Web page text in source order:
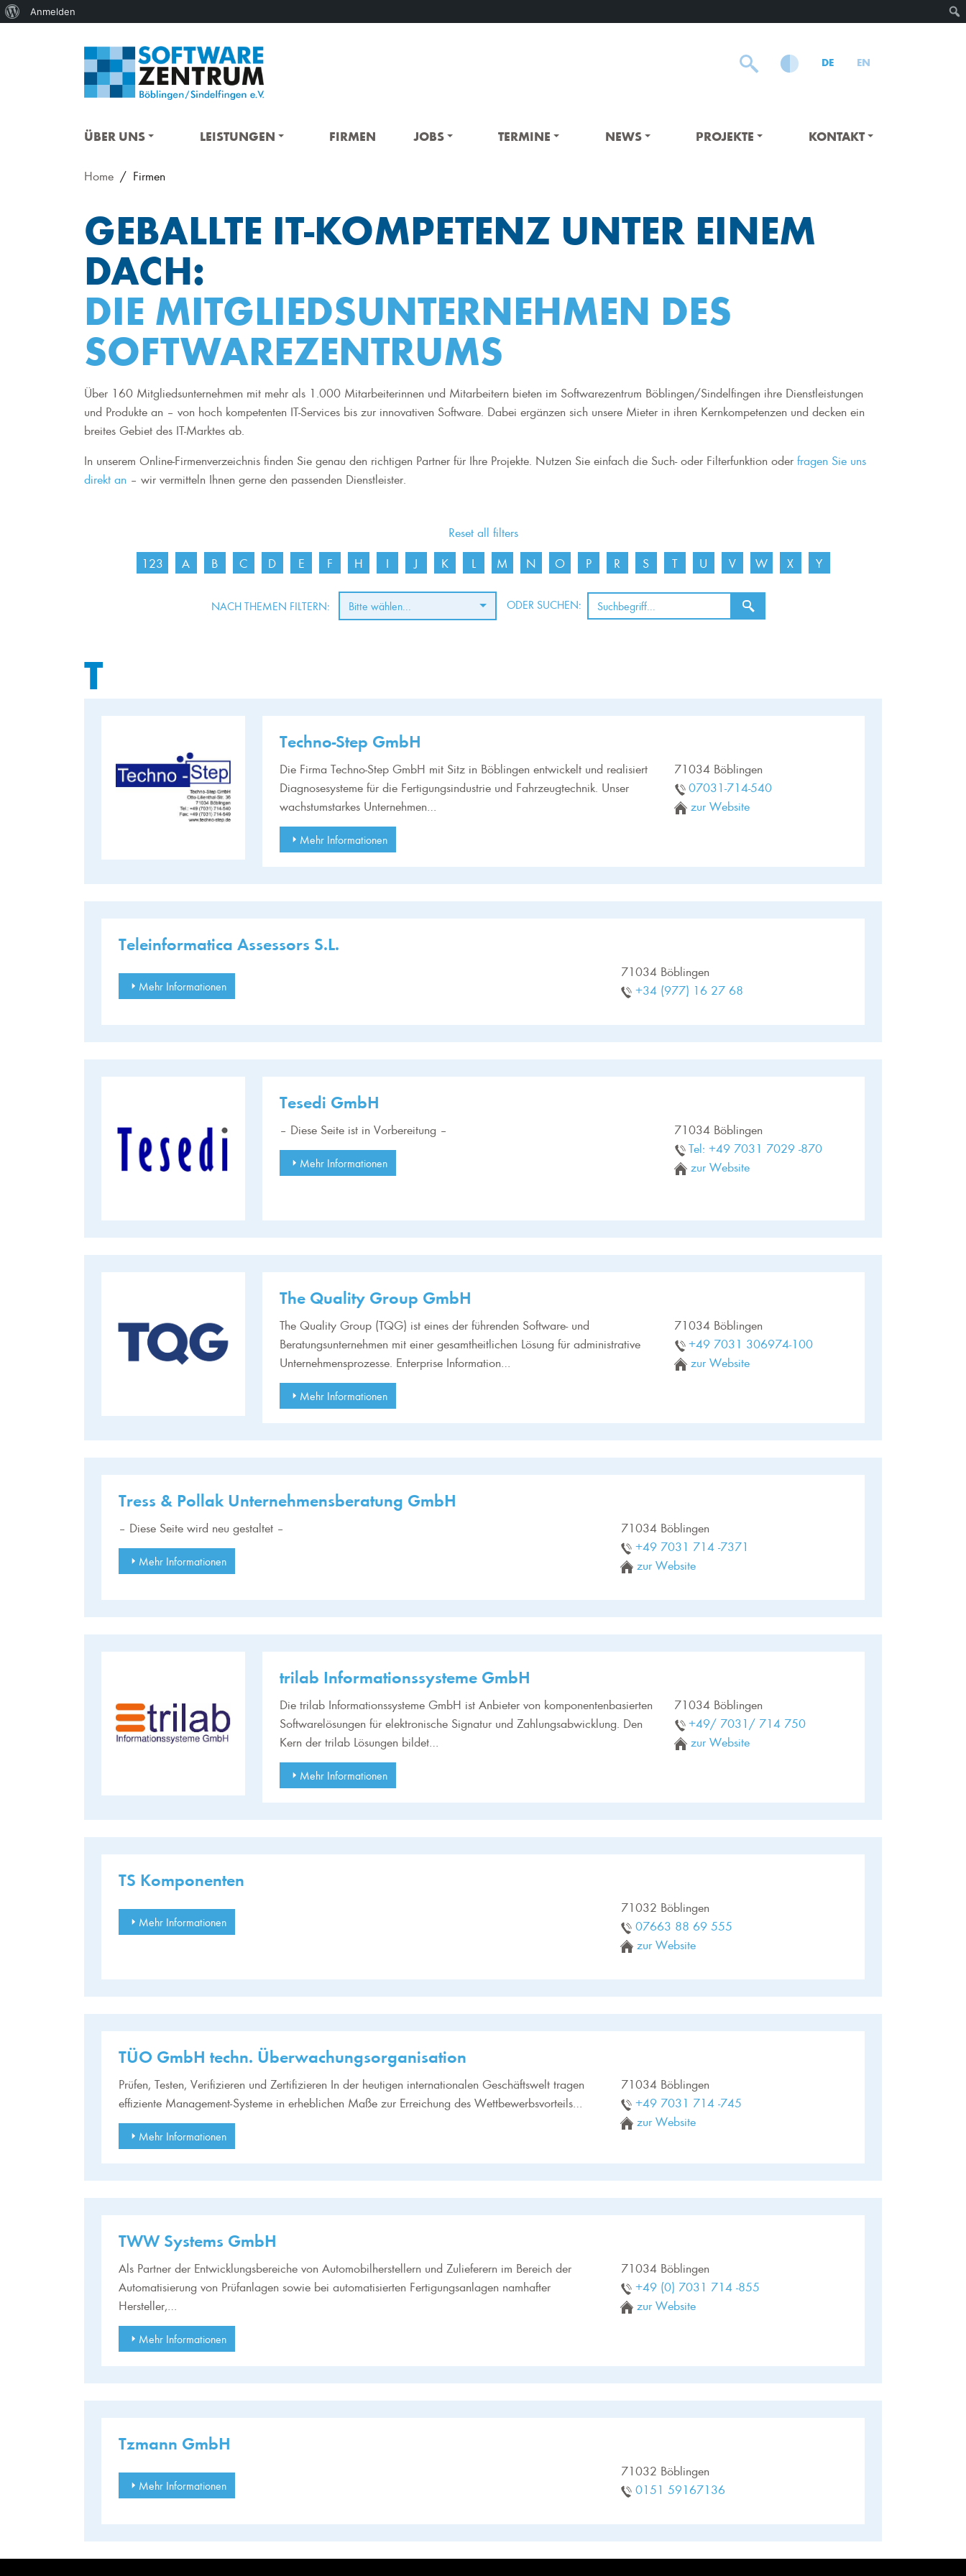
DE EN
ÜBER UNS LEISTUNGEN FIRMEN JOBS TERMINE NEWS PROJEKTE KONTAKT
Home Firmen
GEBALLTE IT-KOMPETENZ UNTER EINEM
DACH:
DIE MITGLIEDSUNTERNEHMEN DES
SOFTWAREZENTRUMS
Über 160 Mitgliedsunternehmen mit mehr als 1.000 Mitarbeiterinnen und Mitarbeitern bieten im Softwarezentrum Böblingen/Sindelfingen ihre Dienstleistungen
und Produkte an – von hoch kompetenten IT-Services bis zur innovativen Software. Dabei ergänzen sich unsere Mieter in ihren Kernkompetenzen und decken ein
breites Gebiet des IT-Marktes ab.
In unserem Online-Firmenverzeichnis finden Sie genau den richtigen Partner für Ihre Projekte. Nutzen Sie einfach die Such- oder Filterfunktion oder fragen Sie uns
direkt an – wir vermitteln Ihnen gerne den passenden Dienstleister.
Reset all filters
123
A B C D E F H I J K L M N O P R S T U V W X Y
NACH THEMEN FILTERN: Bitte wählen... ODER SUCHEN:
T
Techno-Step GmbH
Die Firma Techno-Step GmbH mit Sitz in Böblingen entwickelt und realisiert
Diagnosesysteme für die Fertigungsindustrie und Fahrzeugtechnik. Unser
wachstumstarkes Unternehmen…
Mehr Informationen
71034 Böblingen
07031-714-540
zur Website
Teleinformatica Assessors S.L.
Mehr Informationen
71034 Böblingen
+34 (977) 16 27 68
Tesedi GmbH
– Diese Seite ist in Vorbereitung –
Mehr Informationen
71034 Böblingen
Tel: +49 7031 7029 -870
zur Website
The Quality Group GmbH
The Quality Group (TQG) ist eines der führenden Software- und
Beratungsunternehmen mit einer gesamtheitlichen Lösung für administrative
Unternehmensprozesse. Enterprise Information…
Mehr Informationen
71034 Böblingen
+49 7031 306974-100
zur Website
Tress & Pollak Unternehmensberatung GmbH
– Diese Seite wird neu gestaltet –
Mehr Informationen
71034 Böblingen
+49 7031 714 -7371
zur Website
trilab Informationssysteme GmbH
Die trilab Informationssysteme GmbH ist Anbieter von komponentenbasierten
Softwarelösungen für elektronische Signatur und Zahlungsabwicklung. Den
Kern der trilab Lösungen bildet…
Mehr Informationen
71034 Böblingen
+49/ 7031/ 714 750
zur Website
TS Komponenten
Mehr Informationen
71032 Böblingen
07663 88 69 555
zur Website
TÜO GmbH techn. Überwachungsorganisation
Prüfen, Testen, Verifizieren und Zertifizieren In der heutigen internationalen Geschäftswelt tragen
effiziente Management-Systeme in erheblichen Maße zur Erreichung des Wettbewerbsvorteils…
Mehr Informationen
71034 Böblingen
+49 7031 714 -745
zur Website
TWW Systems GmbH
Als Partner der Entwicklungsbereiche von Automobilherstellern und Zulieferern im Bereich der
Automatisierung von Prüfanlagen sowie bei automatisierten Fertigungsanlagen namhafter
Hersteller,…
Mehr Informationen
71034 Böblingen
+49 (0) 7031 714 -855
zur Website
Tzmann GmbH
Mehr Informationen
71032 Böblingen
0151 59167136
Über
Anmelden